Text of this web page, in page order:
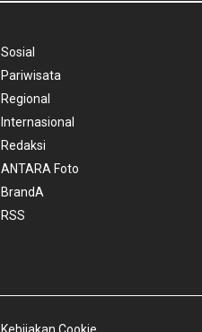
Sosial
Pariwisata
Regional
Internasional
Redaksi
ANTARA Foto
BrandA
RSS